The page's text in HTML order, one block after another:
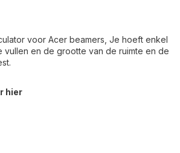
voor Acer beamers, Je hoeft enkel
vullen en de grootte van de ruimte en de
hier